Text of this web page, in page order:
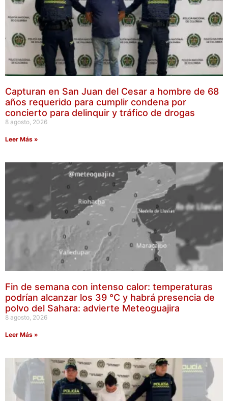
Capturan en San Juan del Cesar a hombre de 68
años requerido para cumplir condena por
concierto para delinquir y tráfico de drogas
8 agosto, 2026
Leer Más »
Fin de semana con intenso calor: temperaturas
podrían alcanzar los 39 °C y habrá presencia de
polvo del Sahara: advierte Meteoguajira
8 agosto, 2026
Leer Más »